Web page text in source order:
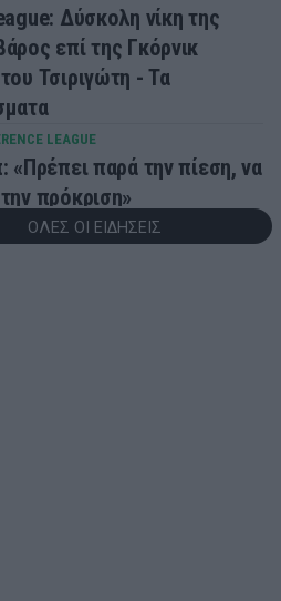
Δύσκολη νίκη της
επί της Γκόρνικ
Τσιριγώτη - Τα
LEAGUE
«Πρέπει παρά την πίεση, να
πρόκριση»
LEAGUE
ΟΛΕΣ ΟΙ ΕΙΔΗΣΕΙΣ